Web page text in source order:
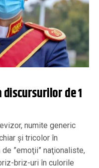
de 1
numite generic
şi tricolor în
”emoţii” naţionaliste,
briz-uri în culorile